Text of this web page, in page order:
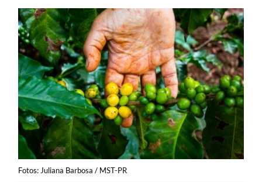
Fotos: Juliana Barbosa / MST-PR